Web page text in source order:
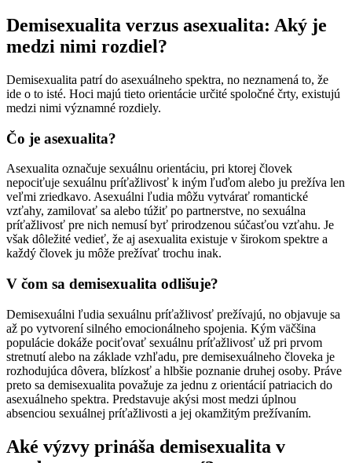
Demisexualita verzus asexualita: Aký je
medzi nimi rozdiel?
Demisexualita patrí do asexuálneho spektra, no neznamená to, že
ide o to isté. Hoci majú tieto orientácie určité spoločné črty, existujú
medzi nimi významné rozdiely.
Čo je asexualita?
Asexualita označuje sexuálnu orientáciu, pri ktorej človek
nepociťuje sexuálnu príťažlivosť k iným ľuďom alebo ju prežíva len
veľmi zriedkavo. Asexuálni ľudia môžu vytvárať romantické
vzťahy, zamilovať sa alebo túžiť po partnerstve, no sexuálna
príťažlivosť pre nich nemusí byť prirodzenou súčasťou vzťahu. Je
však dôležité vedieť, že aj asexualita existuje v širokom spektre a
každý človek ju môže prežívať trochu inak.
V čom sa demisexualita odlišuje?
Demisexuálni ľudia sexuálnu príťažlivosť prežívajú, no objavuje sa
až po vytvorení silného emocionálneho spojenia. Kým väčšina
populácie dokáže pociťovať sexuálnu príťažlivosť už pri prvom
stretnutí alebo na základe vzhľadu, pre demisexuálneho človeka je
rozhodujúca dôvera, blízkosť a hlbšie poznanie druhej osoby. Práve
preto sa demisexualita považuje za jednu z orientácií patriacich do
asexuálneho spektra. Predstavuje akýsi most medzi úplnou
absenciou sexuálnej príťažlivosti a jej okamžitým prežívaním.
Aké výzvy prináša demisexualita v